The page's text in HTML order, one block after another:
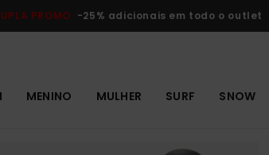
PROMO -25% adicionais em todo o outlet
MENINO MULHER SURF SNOW